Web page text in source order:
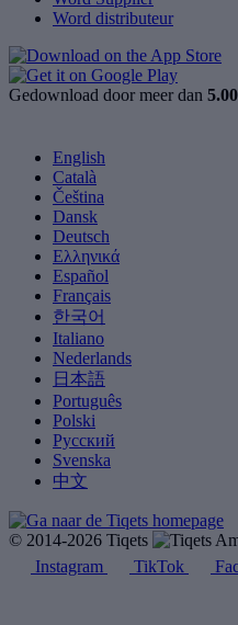
Word distributeur
Gedownload door meer dan
English
Català
Čeština
Dansk
Deutsch
Ελληνικά
Español
Français
한국어
Italiano
Nederlands
日本語
Português
Polski
Русский
Svenska
中文
© 2014-2026 Tiqets
Instagram
TikTok